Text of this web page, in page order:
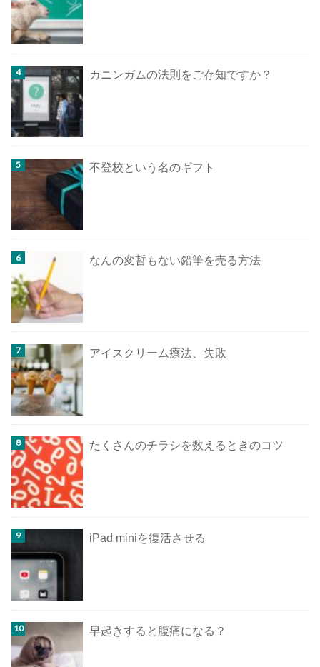
カニンガムの法則をご存知ですか？
不登校という名のギフト
なんの変哲もない鉛筆を売る方法
アイスクリーム療法、失敗
たくさんのチラシを数えるときのコツ
iPad miniを復活させる
早起きすると腹痛になる？